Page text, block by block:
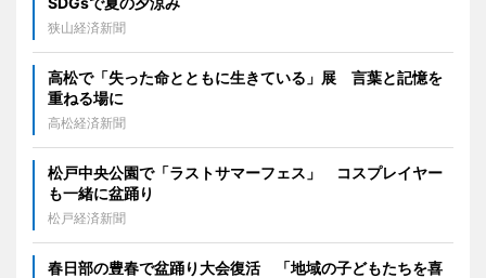
狭山経済新聞
高松で「失った命とともに生きている」展 言葉と記憶を
重ねる場に
高松経済新聞
松戸中央公園で「ラストサマーフェス」 コスプレイヤー
も一緒に盆踊り
松戸経済新聞
春日部の豊春で盆踊り大会復活 「地域の子どもたちを喜